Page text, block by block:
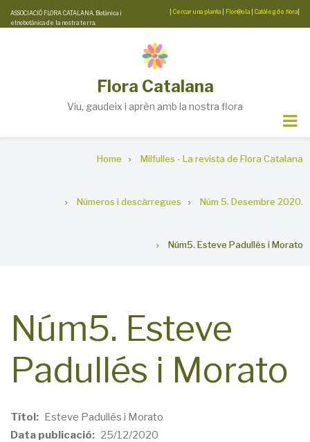
Skip
to
ASSOCIACIÓ FLORA CATALANA. Botànica i
etnobotànica de la nostra terra.
Cercar una planta Flor@ula Catàleg de flora
Flora Catalana
Viu, gaudeix i aprèn amb la nostra flora
Home Milfulles - La revista de Flora Catalana
Números i descàrregues Núm 5. Desembre 2020.
Núm5. Esteve Padullés i Morato
Núm5. Esteve
Padullés i Morato
Títol
Esteve Padullés i Morato
Data publicació
25/12/2020